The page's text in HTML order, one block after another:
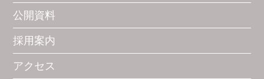
公開資料
採用案内
アクセス